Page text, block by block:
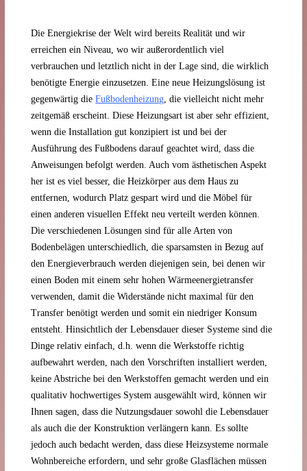
Die Energiekrise der Welt wird bereits Realität und wir
erreichen ein Niveau, wo wir außerordentlich viel
verbrauchen und letztlich nicht in der Lage sind, die wirklich
benötigte Energie einzusetzen. Eine neue Heizungslösung ist
gegenwärtig dieFußbodenheizung , die vielleicht nicht mehr
zeitgemäß erscheint. Diese Heizungsart ist aber sehr effizient,
wenn die Installation gut konzipiert ist und bei der
Ausführung des Fußbodens darauf geachtet wird, dass die
Anweisungen befolgt werden. Auch vom ästhetischen Aspekt
her ist es viel besser, die Heizkörper aus dem Haus zu
entfernen, wodurch Platz gespart wird und die Möbel für
einen anderen visuellen Effekt neu verteilt werden können.
Die verschiedenen Lösungen sind für alle Arten von
Bodenbelägen unterschiedlich, die sparsamsten in Bezug auf
den Energieverbrauch werden diejenigen sein, bei denen wir
einen Boden mit einem sehr hohen Wärmeenergietransfer
verwenden, damit die Widerstände nicht maximal für den
Transfer benötigt werden und somit ein niedriger Konsum
entsteht. Hinsichtlich der Lebensdauer dieser Systeme sind die
Dinge relativ einfach, d.h. wenn die Werkstoffe richtig
aufbewahrt werden, nach den Vorschriften installiert werden,
keine Abstriche bei den Werkstoffen gemacht werden und ein
qualitativ hochwertiges System ausgewählt wird, können wir
Ihnen sagen, dass die Nutzungsdauer sowohl die Lebensdauer
als auch die der Konstruktion verlängern kann. Es sollte
jedoch auch bedacht werden, dass diese Heizsysteme normale
Wohnbereiche erfordern, und sehr große Glasflächen müssen